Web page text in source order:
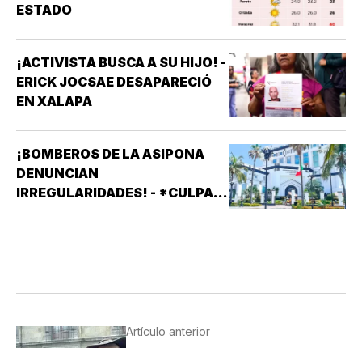
ESTADO
¡ACTIVISTA BUSCA A SU HIJO! -
ERICK JOCSAE DESAPARECIÓ
EN XALAPA
¡BOMBEROS DE LA ASIPONA
DENUNCIAN
IRREGULARIDADES! - *CULPAN
Artículo anterior